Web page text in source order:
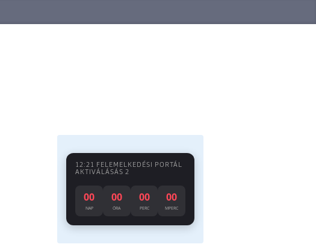
12:21 FELEMELKEDÉSI PORTÁL
AKTIVÁLÁSÁS 2
00
NAP
00
ÓRA
00
PERC
00
MPERC